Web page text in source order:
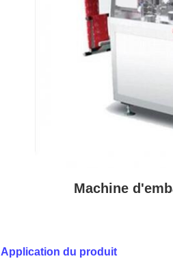
Machine
Application du produit